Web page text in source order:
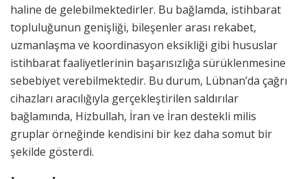
haline de gelebilmektedirler. Bu bağlamda, istihbarat
topluluğunun genişliği, bileşenler arası rekabet,
uzmanlaşma ve koordinasyon eksikliği gibi hususlar
istihbarat faaliyetlerinin başarısızlığa sürüklenmesine
sebebiyet verebilmektedir. Bu durum, Lübnan’da çağrı
cihazları aracılığıyla gerçekleştirilen saldırılar
bağlamında, Hizbullah, İran ve İran destekli milis
gruplar örneğinde kendisini bir kez daha somut bir
şekilde gösterdi.